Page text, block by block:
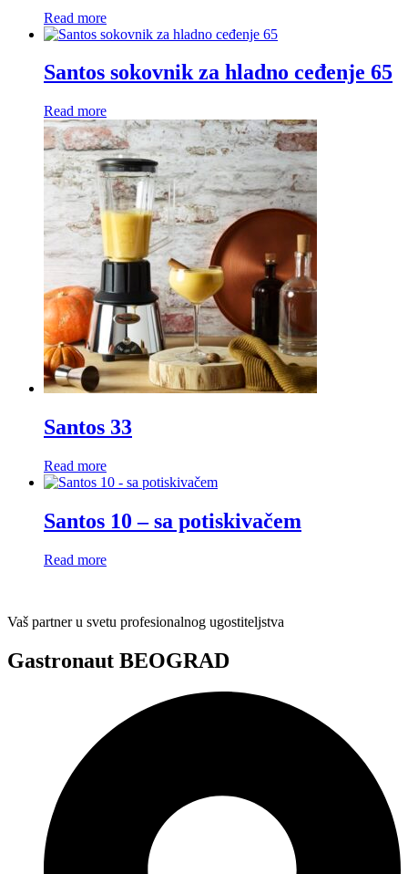
Read more
Santos sokovnik za hladno ceđenje 65
Read more
Santos 33
Read more
Santos 10 – sa potiskivačem
Read more
Vaš partner u svetu profesionalnog ugostiteljstva
Gastronaut BEOGRAD